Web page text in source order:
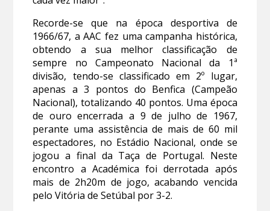
Recorde-se que na época desportiva de
1966/67, a AAC fez uma campanha histórica,
obtendo a sua melhor classificação de
sempre no Campeonato Nacional da 1ª
divisão, tendo-se classificado em 2º lugar,
apenas a 3 pontos do Benfica (Campeão
Nacional), totalizando 40 pontos. Uma época
de ouro encerrada a 9 de julho de 1967,
perante uma assistência de mais de 60 mil
espectadores, no Estádio Nacional, onde se
jogou a final da Taça de Portugal. Neste
encontro a Académica foi derrotada após
mais de 2h20m de jogo, acabando vencida
pelo Vitória de Setúbal por 3-2.